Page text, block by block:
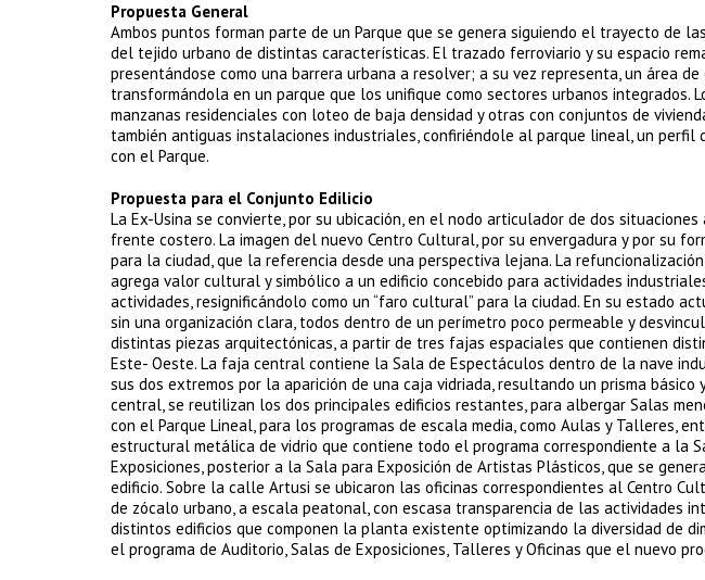
Propuesta General
Ambos puntos forman parte de un Parque que se genera siguiendo el trayecto de
del tejido urbano de distintas características. El trazado ferroviario y su espacio
presentándose como una barrera urbana a resolver; a su vez representa, un área
transformándola en un parque que los unifique como sectores urbanos integrados.
manzanas residenciales con loteo de baja densidad y otras con conjuntos de
también antiguas instalaciones industriales, confiriéndole al parque lineal, un perfil
con el Parque.
Propuesta para el Conjunto Edilicio
La Ex-Usina se convierte, por su ubicación, en el nodo articulador de dos
frente costero. La imagen del nuevo Centro Cultural, por su envergadura y por su
para la ciudad, que la referencia desde una perspectiva lejana. La
agrega valor cultural y simbólico a un edificio concebido para actividades
actividades, resignificándolo como un “faro cultural” para la ciudad. En su estado
sin una organización clara, todos dentro de un perímetro poco permeable y
distintas piezas arquitectónicas, a partir de tres fajas espaciales que contienen
Este- Oeste. La faja central contiene la Sala de Espectáculos dentro de la nave
sus dos extremos por la aparición de una caja vidriada, resultando un prisma básico
central, se reutilizan los dos principales edificios restantes, para albergar Salas
con el Parque Lineal, para los programas de escala media, como Aulas y Talleres,
estructural metálica de vidrio que contiene todo el programa correspondiente a la
Exposiciones, posterior a la Sala para Exposición de Artistas Plásticos, que se
edificio. Sobre la calle Artusi se ubicaron las oficinas correspondientes al Centro
de zócalo urbano, a escala peatonal, con escasa transparencia de las actividades
distintos edificios que componen la planta existente optimizando la diversidad de
el programa de Auditorio, Salas de Exposiciones, Talleres y Oficinas que el nuevo